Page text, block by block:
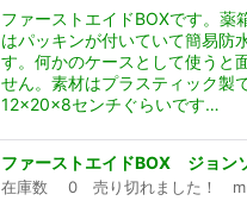
ファーストエイドBOXです。薬
はパッキンが付いていて簡易防
す。何かのケースとして使うと
せん。素材はプラスティック製
12×20×8センチぐらいです…
ファーストエイドBOX ジョン
在庫数 0 売り切れました！